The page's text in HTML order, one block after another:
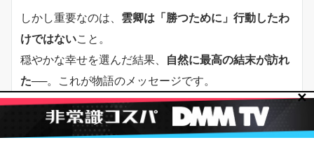
しかし重要なのは、 雲卿は「勝つために」行動したわ
けではないこと。
穏やかな幸せを選んだ結果、 自然に最高の結末が訪れ
た──。これが物語のメッセージです。
運命の花婿は二度逃がさない 最終回｜
✕